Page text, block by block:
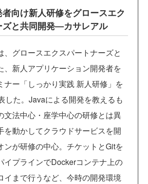
向け新人研修をグロースエク
ズと共同開発―カサレアル
グロースエクスパートナーズと
、新人アプリケーション開発者を
ナー「しっかり実践 新人研修」を
した。Javaによる開発を教えるも
文法中心・座学中心の研修とは異
を動かしてクラウドサービスを開
ンが研修の中心。チケットとGitを
イプラインでDockerコンテナ上の
イまで行うなど、今時の開発環境